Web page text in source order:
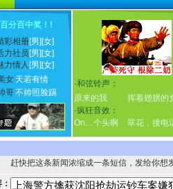
分百中奖！ !
彩相册[男] [女]
力社员 [男] [女]
力情人 [男] [女]
女 天若有情
哥不帅照脸踢
·和弦铃声：
原来的我
挥着翅膀的
·疯狂音效：
On…个头啊
翠花，接
赶快把这条新闻浓缩成一条短信，发给你想